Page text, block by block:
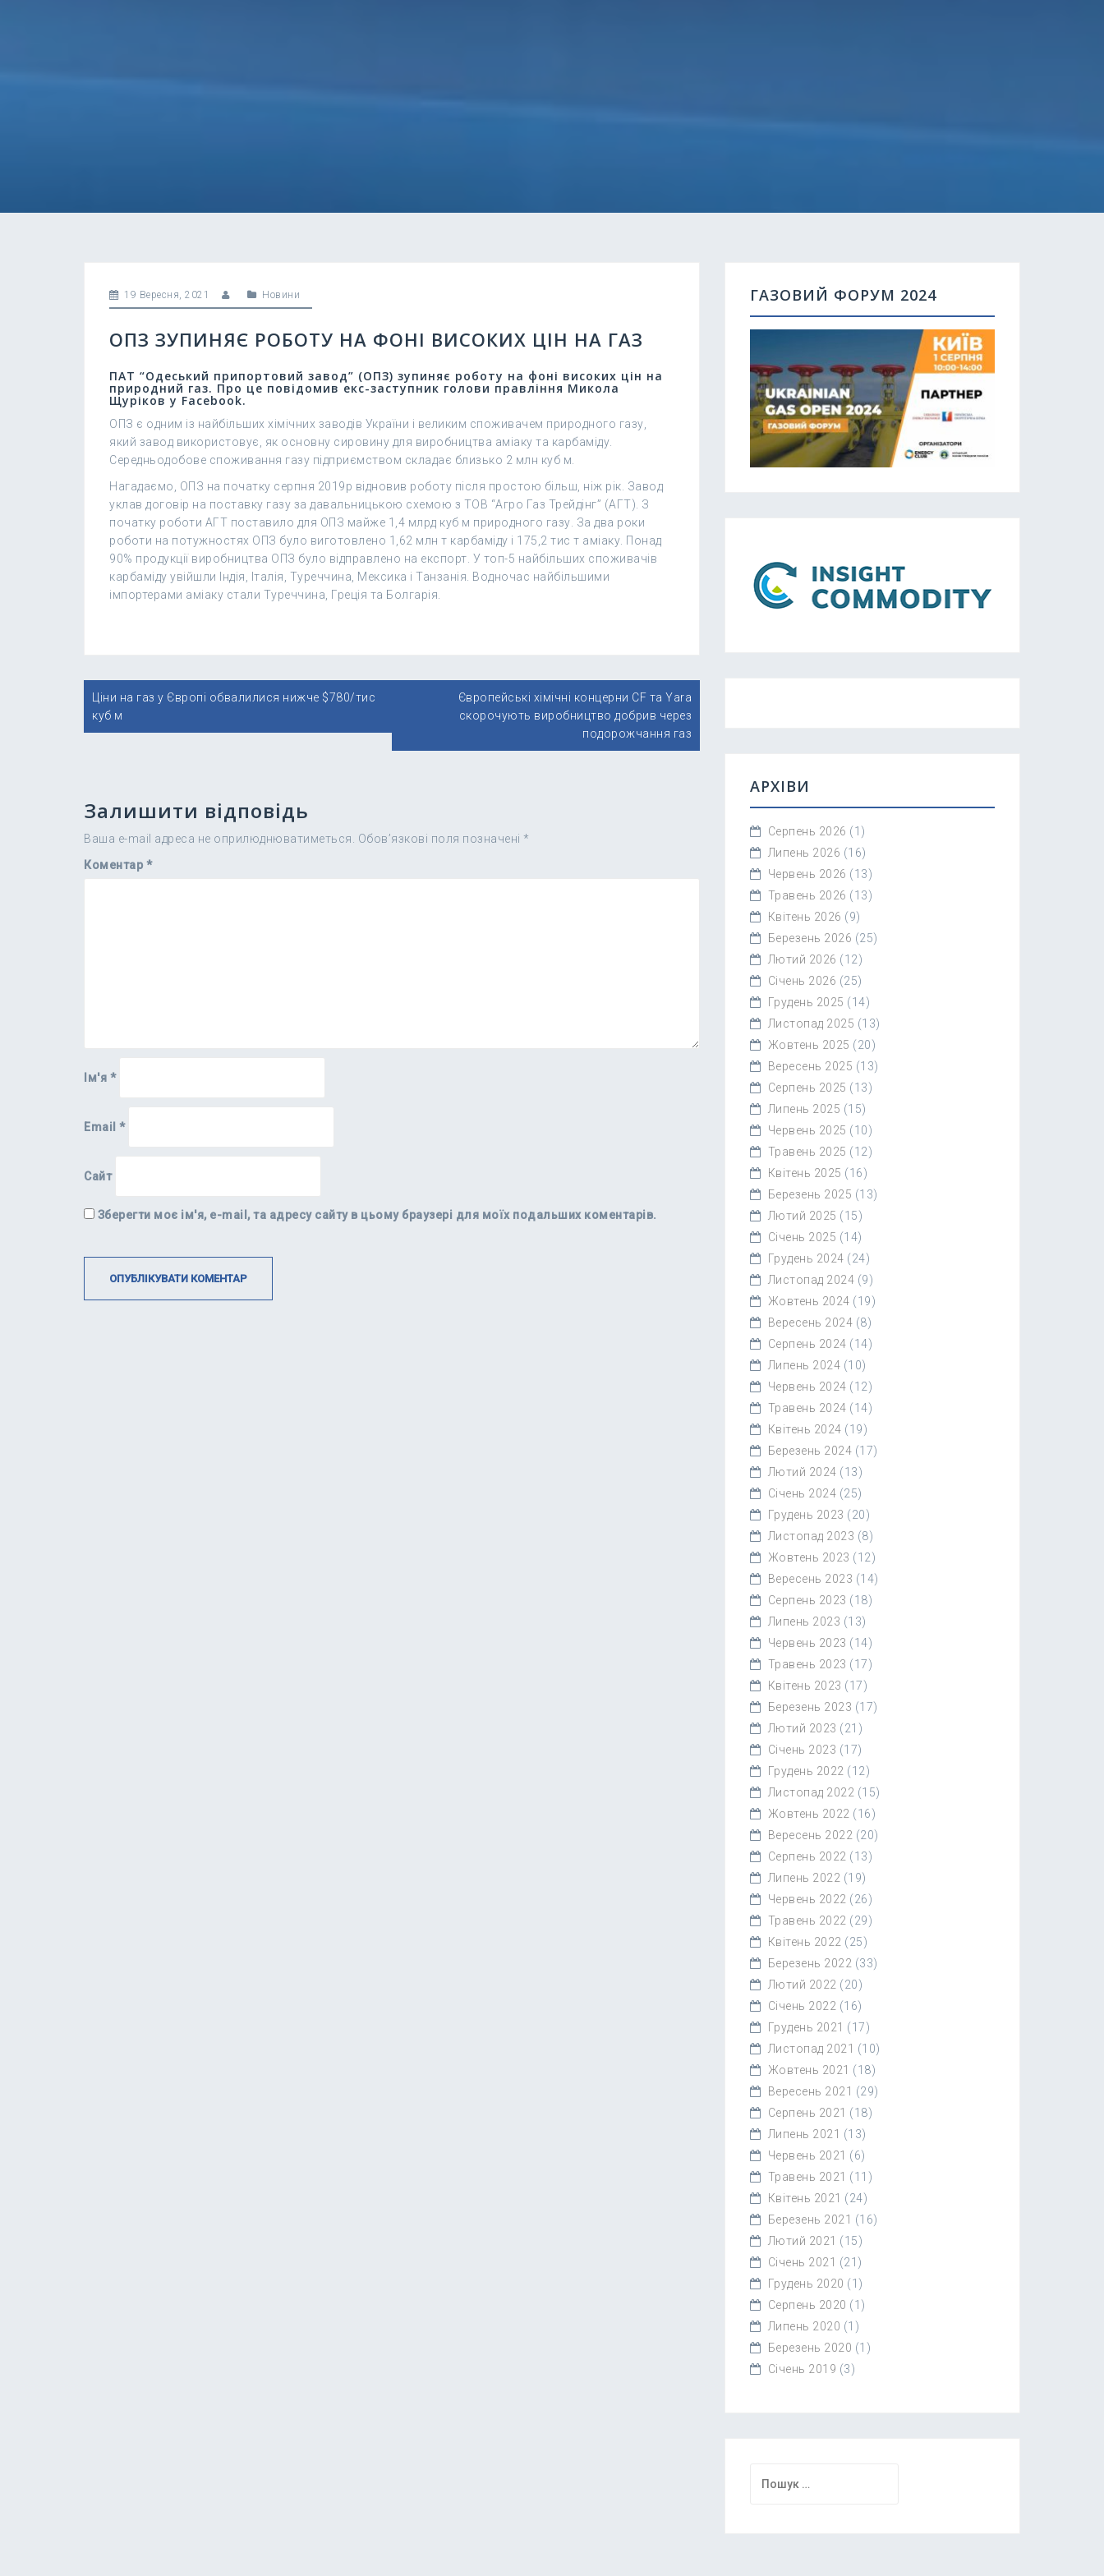
19 Вересня, 2021 Новини
ОПЗ ЗУПИНЯЄ РОБОТУ НА ФОНІ ВИСОКИХ ЦІН НА ГАЗ
ПАТ “Одеський припортовий завод” (ОПЗ) зупиняє роботу на фоні високих цін на
природний газ. Про це повідомив екс-заступник голови правління Микола
Щуріков у Facebook.
ОПЗ є одним із найбільших хімічних заводів України і великим споживачем природного газу,
який завод використовує, як основну сировину для виробництва аміаку та карбаміду.
Середньодобове споживання газу підприємством складає близько 2 млн куб м.
Нагадаємо, ОПЗ на початку серпня 2019р відновив роботу після простою більш, ніж рік. Завод
уклав договір на поставку газу за давальницькою схемою з ТОВ “Агро Газ Трейдінг” (АГТ). З
початку роботи АГТ поставило для ОПЗ майже 1,4 млрд куб м природного газу. За два роки
роботи на потужностях ОПЗ було виготовлено 1,62 млн т карбаміду і 175,2 тис т аміаку. Понад
90% продукції виробництва ОПЗ було відправлено на експорт. У топ-5 найбільших споживачів
карбаміду увійшли Індія, Італія, Туреччина, Мексика і Танзанія. Водночас найбільшими
імпортерами аміаку стали Туреччина, Греція та Болгарія.
Навігація
записів
Ціни на газ у Європі обвалилися нижче $780/тис
куб м
Європейські хімічні концерни CF та Yara
скорочують виробництво добрив через
подорожчання газ
Залишити відповідь
Ваша e-mail адреса не оприлюднюватиметься. Обов’язкові поля позначені *
Коментар *
Ім'я *
Email *
Сайт
Зберегти моє ім'я, e-mail, та адресу сайту в цьому браузері для моїх подальших коментарів.
ГАЗОВИЙ ФОРУМ 2024
АРХІВИ
Серпень 2026 (1)
Липень 2026 (16)
Червень 2026 (13)
Травень 2026 (13)
Квітень 2026 (9)
Березень 2026 (25)
Лютий 2026 (12)
Січень 2026 (25)
Грудень 2025 (14)
Листопад 2025 (13)
Жовтень 2025 (20)
Вересень 2025 (13)
Серпень 2025 (13)
Липень 2025 (15)
Червень 2025 (10)
Травень 2025 (12)
Квітень 2025 (16)
Березень 2025 (13)
Лютий 2025 (15)
Січень 2025 (14)
Грудень 2024 (24)
Листопад 2024 (9)
Жовтень 2024 (19)
Вересень 2024 (8)
Серпень 2024 (14)
Липень 2024 (10)
Червень 2024 (12)
Травень 2024 (14)
Квітень 2024 (19)
Березень 2024 (17)
Лютий 2024 (13)
Січень 2024 (25)
Грудень 2023 (20)
Листопад 2023 (8)
Жовтень 2023 (12)
Вересень 2023 (14)
Серпень 2023 (18)
Липень 2023 (13)
Червень 2023 (14)
Травень 2023 (17)
Квітень 2023 (17)
Березень 2023 (17)
Лютий 2023 (21)
Січень 2023 (17)
Грудень 2022 (12)
Листопад 2022 (15)
Жовтень 2022 (16)
Вересень 2022 (20)
Серпень 2022 (13)
Липень 2022 (19)
Червень 2022 (26)
Травень 2022 (29)
Квітень 2022 (25)
Березень 2022 (33)
Лютий 2022 (20)
Січень 2022 (16)
Грудень 2021 (17)
Листопад 2021 (10)
Жовтень 2021 (18)
Вересень 2021 (29)
Серпень 2021 (18)
Липень 2021 (13)
Червень 2021 (6)
Травень 2021 (11)
Квітень 2021 (24)
Березень 2021 (16)
Лютий 2021 (15)
Січень 2021 (21)
Грудень 2020 (1)
Серпень 2020 (1)
Липень 2020 (1)
Березень 2020 (1)
Січень 2019 (3)